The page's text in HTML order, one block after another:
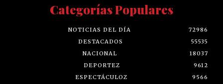
Categorías Populares
NOTICIAS DEL DÍA
72986
DESTACADOS
55535
NACIONAL
18037
DEPORTEZ
9612
ESPECTÁCULOZ
9566